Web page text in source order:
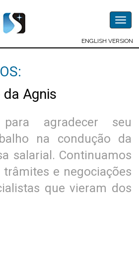
ENGLISH VERSION
Agnis
para agradecer seu
na condução da
salarial. Continuamos
e negociações
que vieram dos